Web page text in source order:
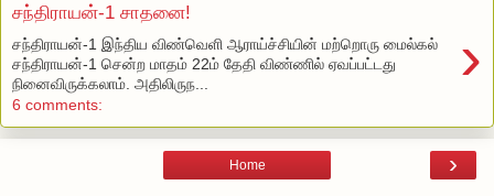
சந்திராயன்-1 சாதனை!
›
சந்திராயன்-1 இந்திய விண்வெளி ஆராய்ச்சியின் மற்றொரு மைல்கல்
சந்திராயன்-1 சென்ற மாதம் 22ம் தேதி விண்ணில் ஏவப்பட்டது
நினைவிருக்கலாம். அதிலிருந...
6 comments:
›
Home